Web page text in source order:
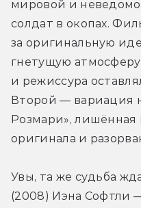
мировой и
солдат в окопах.
за оригинальную
гнетущую
и режиссура
Второй — вариация
Розмари», лишённая
оригинала и
Увы, та же судьба
(2008) Иэна Софтли